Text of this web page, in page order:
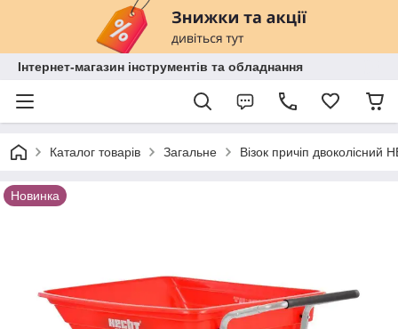
Інтернет-магазин інструментів та обладнання
Каталог товарів Загальне Візок причіп двоколісний
Новинка